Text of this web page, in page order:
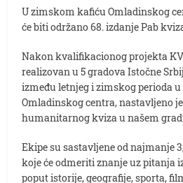
U zimskom kafiću Omladinskog
će biti održano 68. izdanje Pab
Nakon kvalifikacionog projekta
realizovan u 5 gradova Istočne
između letnjeg i zimskog perioda
Omladinskog centra, nastavljeno
humanitarnog kviza u našem
Ekipe su sastavljene od najmanje
koje će odmeriti znanje uz pitanja
poput istorije, geografije, sporta,